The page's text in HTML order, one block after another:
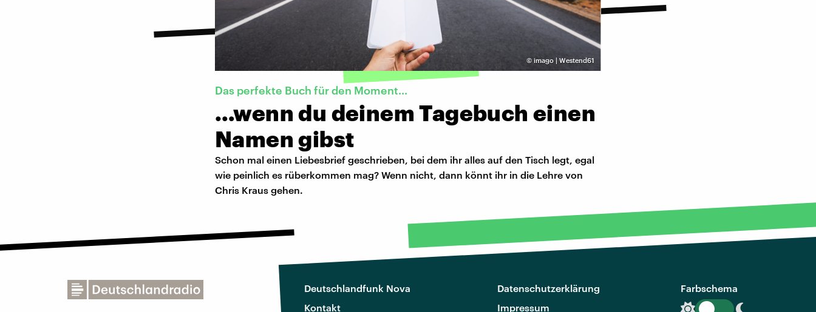
© imago | Westend61
Das perfekte Buch für den Moment...
…wenn du deinem Tagebuch einen
Namen gibst
Schon mal einen Liebesbrief geschrieben, bei dem ihr alles auf den Tisch legt, egal
wie peinlich es rüberkommen mag? Wenn nicht, dann könnt ihr in die Lehre von
Chris Kraus gehen.
Deutschlandfunk Nova
Kontakt
Datenschutzerklärung
Impressum
Farbschema